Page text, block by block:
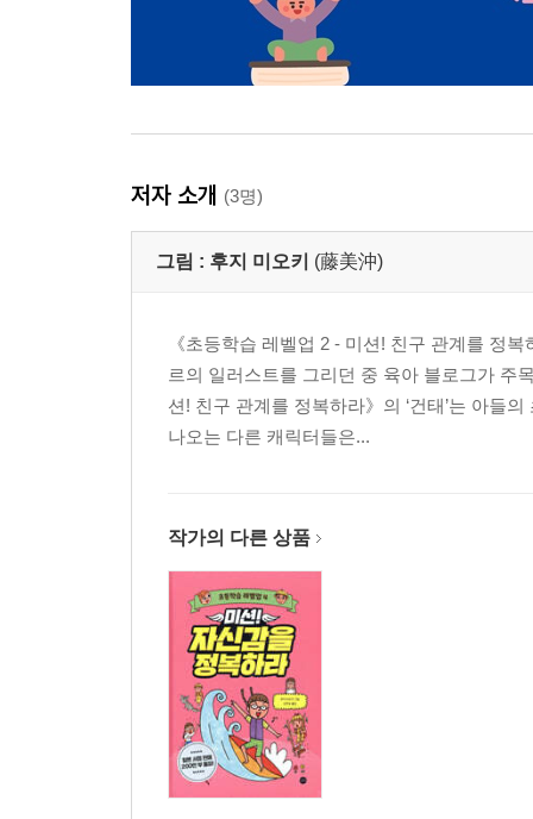
저자 소개 (3명)
그림 : 후지 미오키 (藤美沖)
《초등학습 레벨업 2 - 미션! 친구 관계를 정
르의 일러스트를 그리던 중 육아 블로그가 주
션! 친구 관계를 정복하라》의 ‘건태’는 아들
나오는 다른 캐릭터들은...
작가의 다른 상품